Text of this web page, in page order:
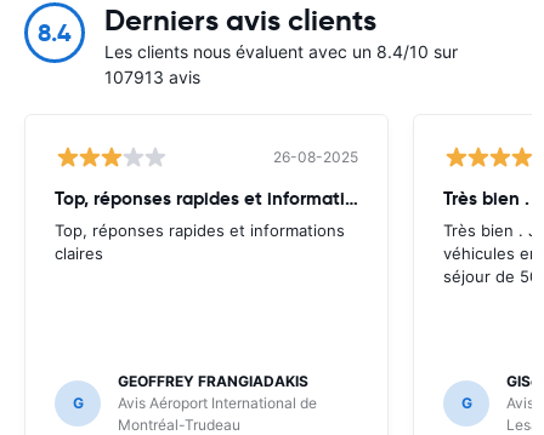
8.4 Derniers avis clients
Les clients nous évaluent avec un 8.4/10 sur
107913 avis
26-08-2025
Top, réponses rapides et informations
Top, réponses rapides et informations
claires
G
GEOFFREY FRANGIADAKIS
Avis Aéroport International de
Montréal-Trudeau
Très bien .
Très bien .
véhicules
séjour de 50
G
Avis